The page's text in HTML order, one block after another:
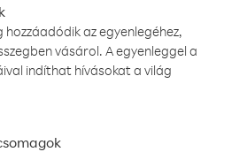
hozzáadódik az egyenlegéhez,
vásárol. A egyenleggel a
indíthat hívásokat a világ